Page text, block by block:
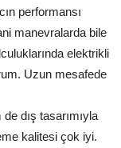
performansı
manevralarda bile
elektrikli
Uzun mesafede
dış tasarımıyla
kalitesi çok iyi.